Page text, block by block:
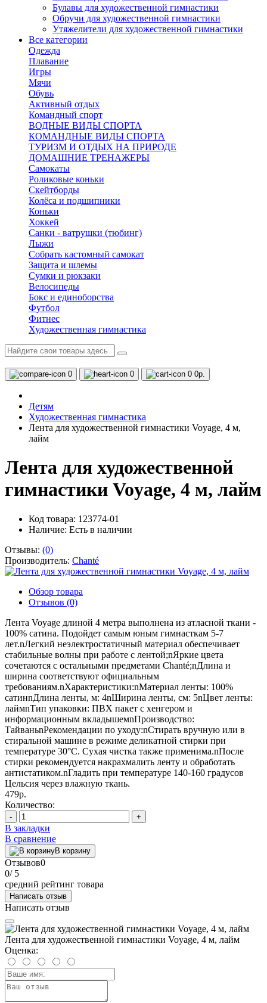
Булавы для художественной гимнастики
Обручи для художественной гимнастики
Утяжелители для художественной гимнастики
Все категории
Одежда
Плавание
Игры
Мячи
Обувь
Активный отдых
Командный спорт
ВОДНЫЕ ВИДЫ СПОРТА
КОМАНДНЫЕ ВИДЫ СПОРТА
ТУРИЗМ И ОТДЫХ НА ПРИРОДЕ
ДОМАШНИЕ ТРЕНАЖЕРЫ
Самокаты
Роликовые коньки
Скейтборды
Колёса и подшипники
Коньки
Хоккей
Санки - ватрушки (тюбинг)
Лыжи
Собрать кастомный самокат
Защита и шлемы
Сумки и рюкзаки
Велосипеды
Бокс и единоборства
Футбол
Фитнес
Художественная гимнастика
0 0 0 0р.
Детям
Художественная гимнастика
Лента для художественной гимнастики Voyage, 4 м,
лайм
Лента для художественной
гимнастики Voyage, 4 м, лайм
Код товара: 123774-01
Наличие: Есть в наличии
Отзывы: (0)
Производитель: Chanté
Обзор товара
Отзывов (0)
Лента Voyage длиной 4 метра выполнена из атласной ткани -
100% сатина. Подойдет самым юным гимнасткам 5-7
лет.nЛегкий неэлектростатичный материал обеспечивает
стабильные волны при работе с лентой;nЯркие цвета
сочетаются с остальными предметами Chanté;nДлина и
ширина соответствуют официальным
требованиям.nХарактеристики:nМатериал ленты: 100%
сатинnДлина ленты, м: 4nШирина ленты, см: 5nЦвет ленты:
лаймnТип упаковки: ПВХ пакет с хенгером и
информационным вкладышемnПроизводство:
ТайваньnРекомендации по уходу:nСтирать вручную или в
стиральной машине в режиме деликатной стирки при
температуре 30°С. Сухая чистка также применима.nПосле
стирки рекомендуется накрахмалить ленту и обработать
антистатиком.nГладить при температуре 140-160 градусов
Цельсия через влажную ткань.
479р.
Количество:
- +
В закладки
В сравнение
В корзину
Отзывов0
0/ 5
средний рейтинг товара
Написать отзыв
Написать отзыв
Лента для художественной гимнастики Voyage, 4 м, лайм
Оценка: